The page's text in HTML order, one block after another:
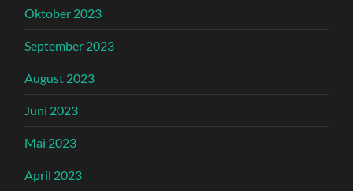
Oktober 2023
September 2023
August 2023
Juni 2023
Mai 2023
April 2023